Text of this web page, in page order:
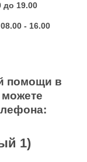
до 19.00
- 16.00
помощи в
1)